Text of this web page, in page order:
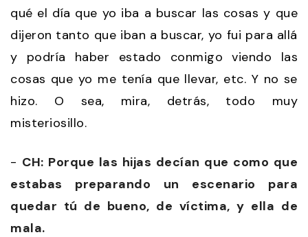
qué el día que yo iba a buscar las cosas y que
dijeron tanto que iban a buscar, yo fui para allá
y podría haber estado conmigo viendo las
cosas que yo me tenía que llevar, etc. Y no se
hizo. O sea, mira, detrás, todo muy
misteriosillo.
- CH: Porque las hijas decían que como que
estabas preparando un escenario para
quedar tú de bueno, de víctima, y ella de
mala.